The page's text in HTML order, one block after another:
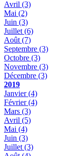
Avril (3)
Mai (2)
Juin (3)
Juillet (6)
Août (7)
Septembre (3)
Octobre (3)
Novembre (3)
Décembre (3)
2019
Janvier(4)
Février(4)
Mars (3)
Avril (5)
Mai (4)
Juin (3)
Juillet (3)